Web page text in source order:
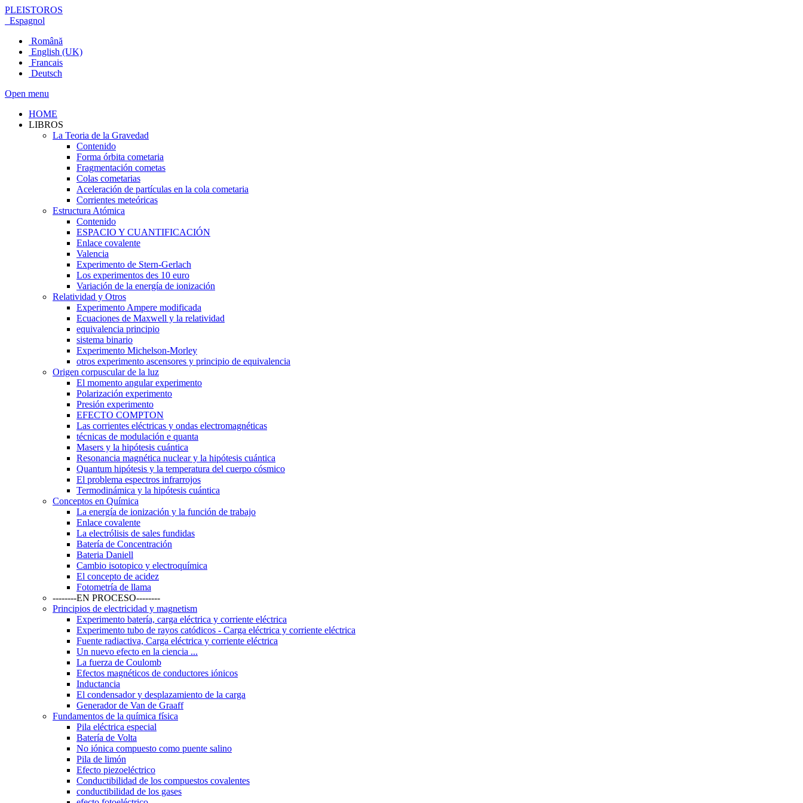
PLEISTOROS
Espagnol
Română
English (UK)
Francais
Deutsch
Open menu
HOME
LIBROS
La Teoria de la Gravedad
Contenido
Forma órbita cometaria
Fragmentación cometas
Colas cometarias
Aceleración de partículas en la cola cometaria
Corrientes meteóricas
Estructura Atómica
Contenido
ESPACIO Y CUANTIFICACIÓN
Enlace covalente
Valencia
Experimento de Stern-Gerlach
Los experimentos des 10 euro
Variación de la energía de ionización
Relatividad y Otros
Experimento Ampere modificada
Ecuaciones de Maxwell y la relatividad
equivalencia principio
sistema binario
Experimento Michelson-Morley
otros experimento ascensores y principio de equivalencia
Origen corpuscular de la luz
El momento angular experimento
Polarización experimento
Presión experimento
EFECTO COMPTON
Las corrientes eléctricas y ondas electromagnéticas
técnicas de modulación e quanta
Masers y la hipótesis cuántica
Resonancia magnética nuclear y la hipótesis cuántica
Quantum hipótesis y la temperatura del cuerpo cósmico
El problema espectros infrarrojos
Termodinámica y la hipótesis cuántica
Conceptos en Química
La energía de ionización y la función de trabajo
Enlace covalente
La electrólisis de sales fundidas
Batería de Concentración
Bateria Daniell
Cambio isotopico y electroquímica
El concepto de acidez
Fotometría de llama
--------EN PROCESO--------
Principios de electricidad y magnetism
Experimento batería, carga eléctrica y corriente eléctrica
Experimento tubo de rayos catódicos - Carga eléctrica y corriente eléctrica
Fuente radiactiva, Carga eléctrica y corriente eléctrica
Un nuevo efecto en la ciencia ...
La fuerza de Coulomb
Efectos magnéticos de conductores iónicos
Inductancia
El condensador y desplazamiento de la carga
Generador de Van de Graaff
Fundamentos de la química física
Pila eléctrica especial
Batería de Volta
No iónica compuesto como puente salino
Pila de limón
Efecto piezoeléctrico
Conductibilidad de los compuestos covalentes
conductibilidad de los gases